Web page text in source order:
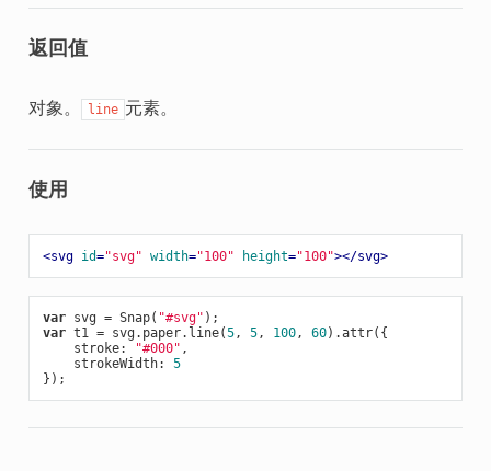
返回值
对象。 line 元素。
使用
<svg id="svg" width="100" height="100"></svg>
var svg = Snap( "#svg"
var t1 = svg.paper.line(5, 5, 100, 60).attr({
    stroke:
"#000" ,
    strokeWidth:
5